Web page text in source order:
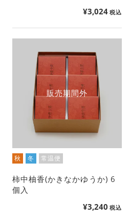
¥3,024 税込
販売期間外
秋 冬 常温便
柿中柚香(かきなかゆうか) 6
個入
¥3,240 税込